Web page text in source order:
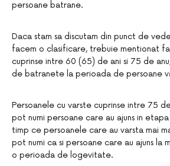
persoane batrane.
Daca stam sa discutam din punct de
facem o clasificare, trebuie mentionat
cuprinse intre 60 (65) de ani si 75 de
de batranete la perioada de persoane
Persoanele cu varste cuprinse intre 75
pot numi persoane care au ajuns in
timp ce persoanele care au varsta mai
pot numi ca si persoane care au ajuns la
o perioada de logevitate.